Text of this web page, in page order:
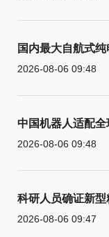
国内最大自航式
2026-08-06 09:48
中国机器人适配
2026-08-06 09:48
科研人员确证新
2026-08-06 09:47